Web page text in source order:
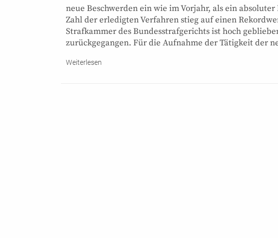
neue Beschwerden ein wie im Vorjahr, als ein
Zahl der erledigten Verfahren stieg auf einen
Strafkammer des Bundesstrafgerichts ist hoch
zurückgegangen. Für die Aufnahme der Tätigkeit der
Weiterlesen